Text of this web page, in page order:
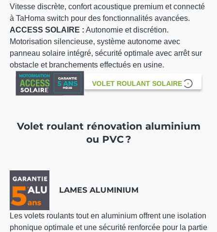
Vitesse discrète, confort acoustique premium et connecté
à TaHoma switch pour des fonctionnalités avancées.
ACCESS SOLAIRE : Autonomie et discrétion.
Motorisation silencieuse, système autonome avec
panneau solaire intégré, sécurité optimale avec arrêt sur
obstacle et branchements effectués en usine.
VOLET ROULANT SOLAIRE
Volet roulant rénovation aluminium
ou PVC ?
LAMES ALUMINIUM
Les volets roulants tout en aluminium offrent une isolation
phonique optimale et une sécurité renforcée pour la partie